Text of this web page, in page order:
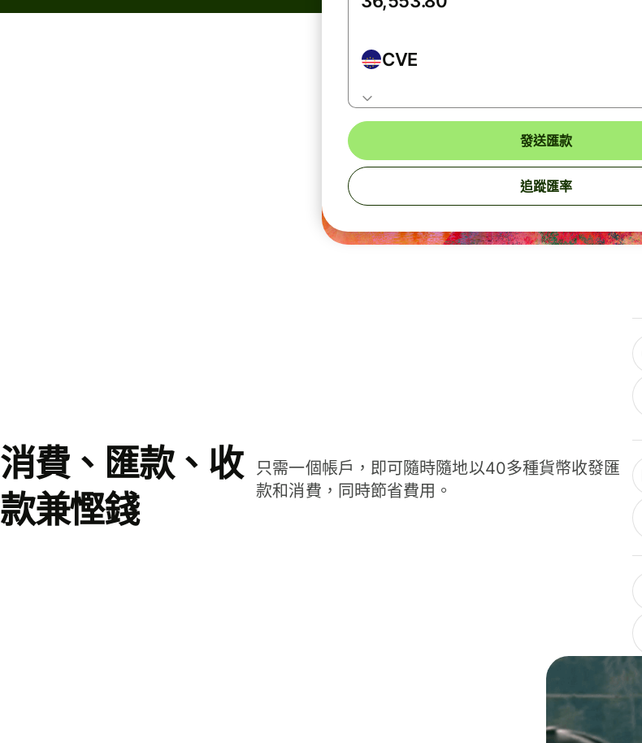
CVE
發送匯款
追蹤匯率
消費、匯款、收
款兼慳錢
只需一個帳戶，即可隨時隨地以40多種貨幣收發匯
款和消費，同時節省費用。